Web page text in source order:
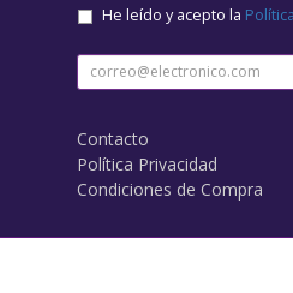
He leído y acepto la
Contacto
Política Privacidad
Condiciones de Compra